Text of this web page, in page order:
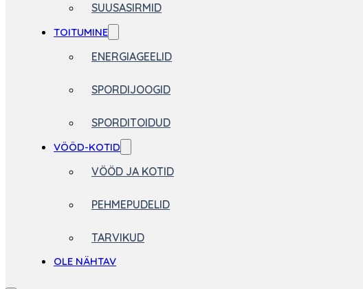
SUUSASIRMID
TOITUMINE
ENERGIAGEELID
SPORDIJOOGID
SPORDITOIDUD
VÖÖD-KOTID
VÖÖD JA KOTID
PEHMEPUDELID
TARVIKUD
OLE NÄHTAV